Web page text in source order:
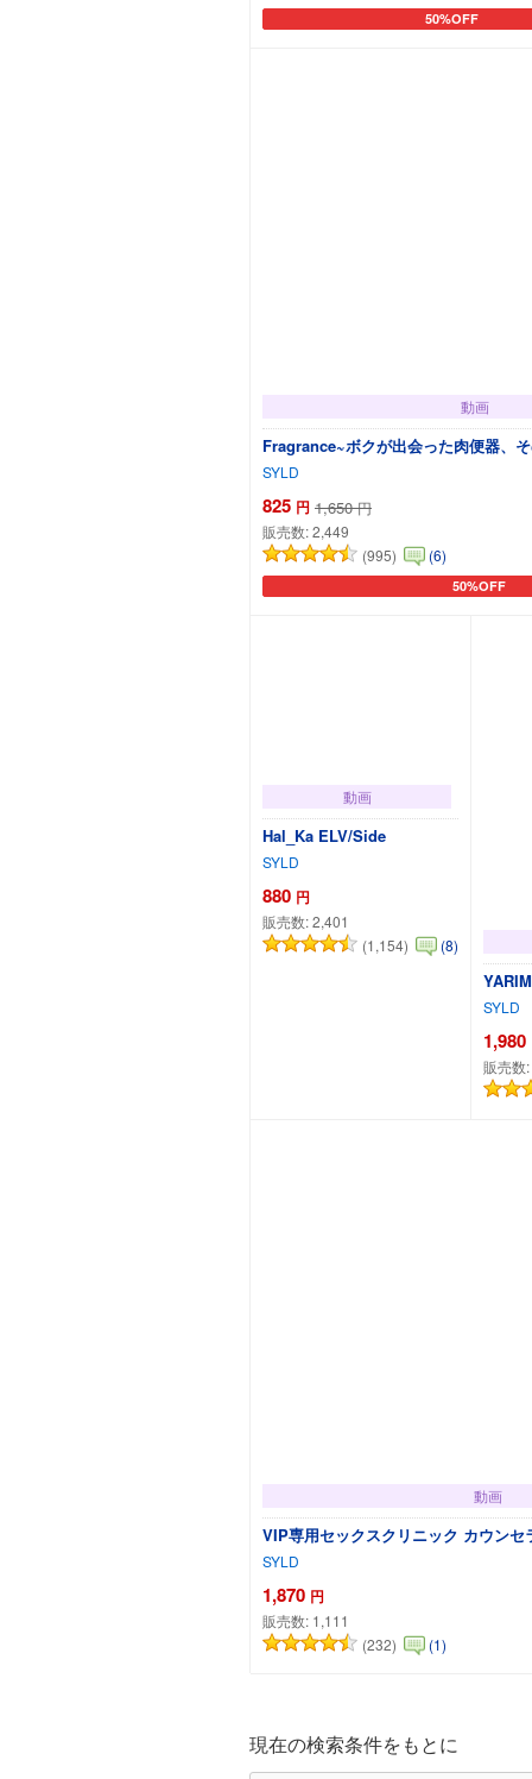
50%OFF
カートに追加
動画
Fragrance~ボクが出会った肉便器、
SYLD
825 円 1,650 円
販売数:2,449
(995)
(6)
50%OFF
カートに追加
動画
Hal_Ka ELV/Side
SYLD
880 円
販売数:2,401
(1,154)
(8)
SYLD
1,980
販売数:
動画
VIP専用セックスクリニック カウン
SYLD
1,870 円
販売数: 1,111
(232)
(1)
現在の検索条件をもとに